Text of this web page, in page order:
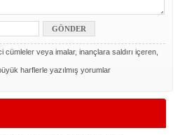
cümleler veya imalar, inançlara saldırı içeren,
harflerle yazılmış yorumlar